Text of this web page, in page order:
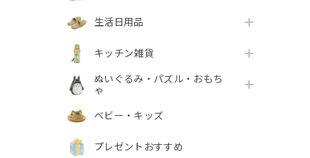
生活日用品
キッチン雑貨
ぬいぐるみ・パズル・おもち
ゃ
ベビー・キッズ
プレゼントおすすめ